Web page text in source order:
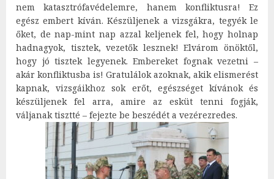
nem katasztrófavédelemre, hanem konfliktusra! Ez
egész embert kíván. Készüljenek a vizsgákra, tegyék le
őket, de nap-mint nap azzal keljenek fel, hogy holnap
hadnagyok, tisztek, vezetők lesznek! Elvárom önöktől,
hogy jó tisztek legyenek. Embereket fognak vezetni –
akár konfliktusba is! Gratulálok azoknak, akik elismerést
kapnak, vizsgáikhoz sok erőt, egészséget kívánok és
készüljenek fel arra, amire az esküt tenni fogják,
váljanak tisztté – fejezte be beszédét a vezérezredes.